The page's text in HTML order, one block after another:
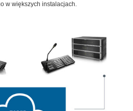
w większych instalacjach.